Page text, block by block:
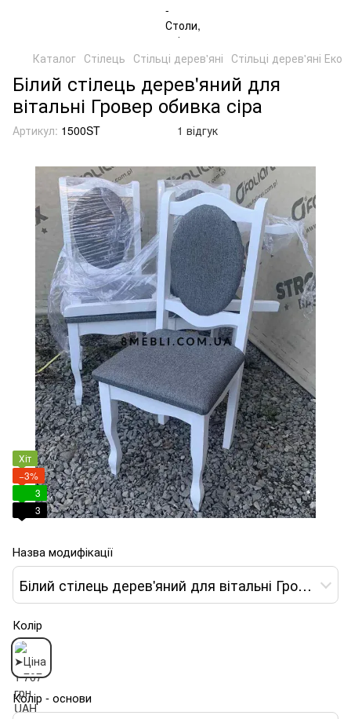
Каталог Стілець Стільці дерев'яні Стільці дерев'яні Еко
Білий стілець дерев'яний для
вітальні Гровер обивка сіра
Артикул: 1500ST 1 відгук
Хіт
−3%
3
3
Назва модифікації
Білий стілець дерев'яний для вітальні Гровер обивка сіра
Колір
Колір - основи